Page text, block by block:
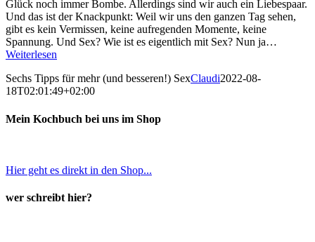
Glück noch immer Bombe. Allerdings sind wir auch ein Liebespaar.
Und das ist der Knackpunkt: Weil wir uns den ganzen Tag sehen,
gibt es kein Vermissen, keine aufregenden Momente, keine
Spannung. Und Sex? Wie ist es eigentlich mit Sex? Nun ja…
Weiterlesen
Sechs Tipps für mehr (und besseren!) SexClaudi2022-08-
18T02:01:49+02:00
Mein Kochbuch bei uns im Shop
Hier geht es direkt in den Shop...
wer schreibt hier?